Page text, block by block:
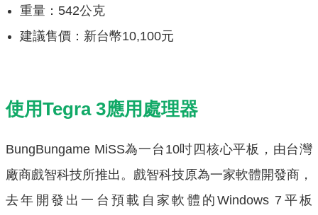
重量：542公克
建議售價：新台幣10,100元
使用Tegra 3應用處理器
BungBungame MiSS為一台10吋四核心平板，由台灣
廠商戲智科技所推出。戲智科技原為一家軟體開發商，
去年開發出一台預載自家軟體的Windows 7平板